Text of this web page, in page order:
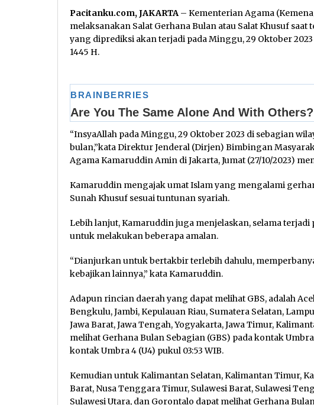
Pacitanku.com, JAKARTA – Kementerian Agama
melaksanakan Salat Gerhana Bulan atau Salat Khusuf saat
yang diprediksi akan terjadi pada Minggu, 29 Oktober
1445 H.
“InsyaAllah pada Minggu, 29 Oktober 2023 di sebagian
bulan,”kata Direktur Jenderal (Dirjen) Bimbingan
Agama Kamaruddin Amin di Jakarta, Jumat (27/10/2023)
Kamaruddin mengajak umat Islam yang mengalami
Sunah Khusuf sesuai tuntunan syariah.
Lebih lanjut, Kamaruddin juga menjelaskan, selama
untuk melakukan beberapa amalan.
“Dianjurkan untuk bertakbir terlebih dahulu,
kebajikan lainnya,” kata Kamaruddin.
Adapun rincian daerah yang dapat melihat GBS, adalah
Bengkulu, Jambi, Kepulauan Riau, Sumatera Selatan,
Jawa Barat, Jawa Tengah, Yogyakarta, Jawa Timur,
melihat Gerhana Bulan Sebagian (GBS) pada kontak
kontak Umbra 4 (U4) pukul 03:53 WIB.
Kemudian untuk Kalimantan Selatan, Kalimantan Timur,
Barat, Nusa Tenggara Timur, Sulawesi Barat, Sulawesi
Sulawesi Utara, dan Gorontalo dapat melihat Gerhana